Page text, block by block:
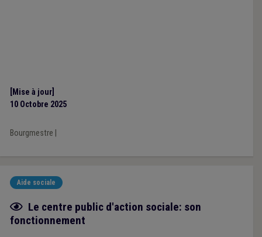
[Mise à jour]
10 Octobre 2025
Bourgmestre
Aide sociale
Fiche focus
Le centre public d'action sociale: son
fonctionnement